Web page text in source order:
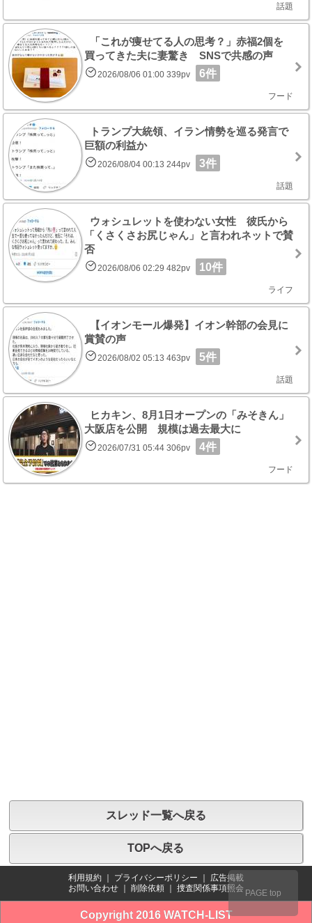
話題
「これが痩せてる人の思考？」赤福2個を
買ってきた夫に妻驚き SNSで共感の声
2026/08/06 01:00 339pv 6件
フード
トランプ大統領、イラン情勢を巡る発言で
巨額の利益か
2026/08/04 00:13 244pv 3件
話題
ウォシュレットを使わない女性 彼氏から
「くさくさお尻じゃん」と言われネットで賛
否
2026/08/06 02:29 482pv 10件
ライフ
【イオンモール爆発】イオン幹部の会見に
賞賛の声
2026/08/02 05:13 463pv 5件
話題
ヒカキン、8月1日オープンの「みそきん」
大阪店を公開 規模は過去最大に
2026/07/31 05:44 306pv 4件
フード
スレッド一覧へ戻る
TOPへ戻る
利用規約 プライバシーポリシー
広告掲載
お問い合わせ
削除依頼 捜査関係事項照会
Copyright 2016 WATCH-LIST
PAGE top